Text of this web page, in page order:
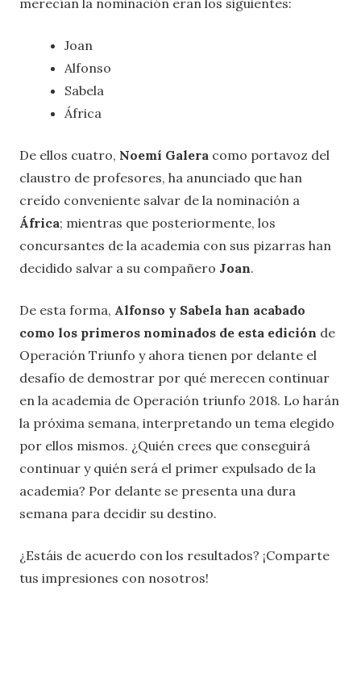
Joan
Alfonso
Sabela
África
De ellos cuatro, Noemí Galera como portavoz del
claustro de profesores, ha anunciado que han
creído conveniente salvar de la nominación a
África; mientras que posteriormente, los
concursantes de la academia con sus pizarras han
decidido salvar a su compañero Joan.
De esta forma, Alfonso y Sabela han acabado
como los primeros nominados de esta edición de
Operación Triunfo y ahora tienen por delante el
desafío de demostrar por qué merecen continuar
en la academia de Operación triunfo 2018. Lo harán
la próxima semana, interpretando un tema elegido
por ellos mismos. ¿Quién crees que conseguirá
continuar y quién será el primer expulsado de la
academia? Por delante se presenta una dura
semana para decidir su destino.
¿Estáis de acuerdo con los resultados? ¡Comparte
tus impresiones con nosotros!